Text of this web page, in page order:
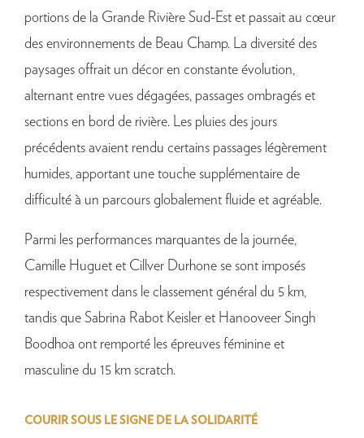
portions de la Grande Rivière Sud-Est et passait au cœur
des environnements de Beau Champ. La diversité des
paysages offrait un décor en constante évolution,
alternant entre vues dégagées, passages ombragés et
sections en bord de rivière. Les pluies des jours
précédents avaient rendu certains passages légèrement
humides, apportant une touche supplémentaire de
difficulté à un parcours globalement fluide et agréable.
Parmi les performances marquantes de la journée,
Camille Huguet et Cillver Durhone se sont imposés
respectivement dans le classement général du 5 km,
tandis que Sabrina Rabot Keisler et Hanooveer Singh
Boodhoa ont remporté les épreuves féminine et
masculine du 15 km scratch.
COURIR SOUS LE SIGNE DE LA SOLIDARITÉ